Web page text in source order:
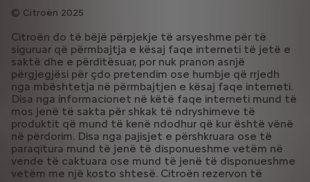
Citroën 2025
Citroën do të bëjë përpjekje të arsyeshme për të
siguruar që përmbajtja e kësaj faqe interneti të jetë e
saktë dhe e përditësuar, por nuk pranon asnjë
përgjegjësi për çdo pretendim ose humbje që rrjedh
nga mbështetja në përmbajtjen e kësaj faqe interneti.
Disa nga informacionet në këtë faqe interneti mund të
mos jenë të sakta për shkak të ndryshimeve të
produktit që mund të kenë ndodhur që kur është vënë
në përdorim. Disa nga pajisjet e përshkruara ose të
paraqitura mund të jenë të disponueshme vetëm në
vende të caktuara ose mund të jenë të disponueshme
vetëm me një kosto shtesë. Citroën rezervon të